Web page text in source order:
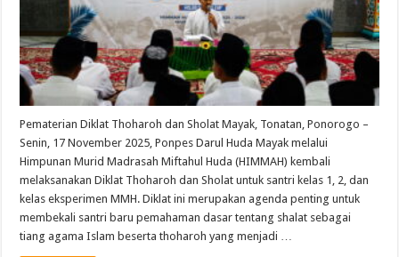
Pematerian Diklat Thoharoh dan Sholat Mayak, Tonatan, Ponorogo –
Senin, 17 November 2025, Ponpes Darul Huda Mayak melalui
Himpunan Murid Madrasah Miftahul Huda (HIMMAH) kembali
melaksanakan Diklat Thoharoh dan Sholat untuk santri kelas 1, 2, dan
kelas eksperimen MMH. Diklat ini merupakan agenda penting untuk
membekali santri baru pemahaman dasar tentang shalat sebagai
tiang agama Islam beserta thoharoh yang menjadi …